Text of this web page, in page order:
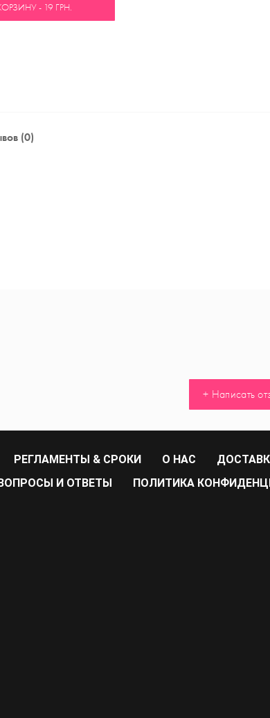
- 19 ГРН.
(0)
+ Написать
РЕГЛАМЕНТЫ & СРОКИ О НАС
И ОТВЕТЫ ПОЛИТИКА